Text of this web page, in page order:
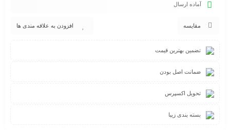
آماده ارسال
مقایسه افزودن به علاقه مندی ها
تضمین بهترین قیمت
ضمانت اصل بودن
تحویل اکسپرس
بسته بندی زیبا